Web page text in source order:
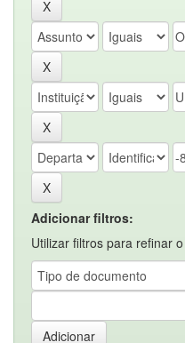
Adicionar filtros:
Utilizar filtros para refinar